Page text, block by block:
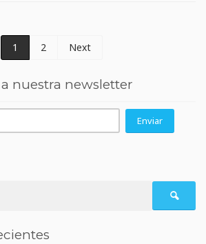
1 2 Next
nuestra newsletter